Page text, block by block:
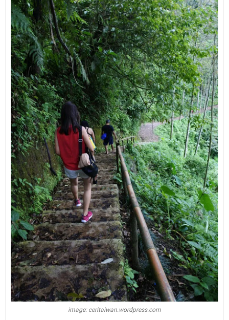
image: ceritaiwan.wordpress.com